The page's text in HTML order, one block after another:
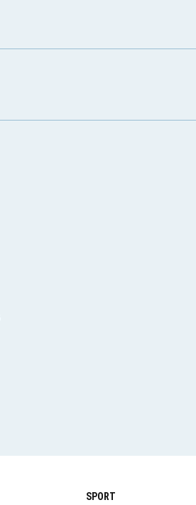
SPORT